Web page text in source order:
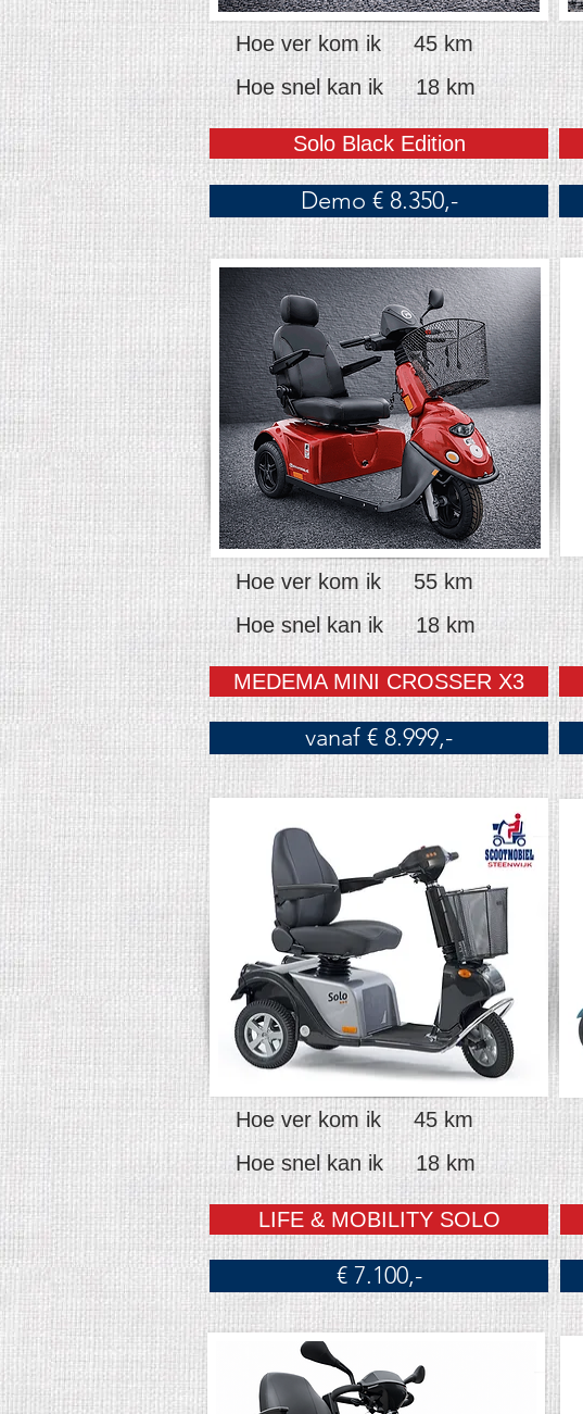
Hoe snel kan ik 18 km
Hoe ver kom ik 45 km
Solo Black Edition
Demo € 8.350,-
Hoe snel kan ik 18 km
Hoe ver kom ik 55 km
MEDEMA MINI CROSSER X3
vanaf € 8.999,-
Hoe snel kan ik 18 km
Hoe ver kom ik 45 km
LIFE & MOBILITY SOLO
€ 7.100,-